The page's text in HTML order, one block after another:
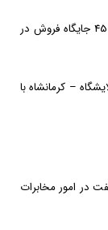
عرضه بنزين سوپر پالايشگاه تهران در 45 جايگاه فروش در
– كرمانشاه با
در امور مخابرات